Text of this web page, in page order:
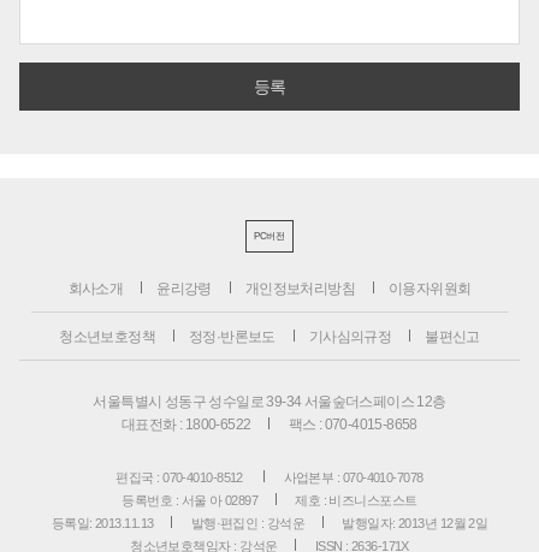
PC버전
회사소개 윤리강령 개인정보처리방침 이용자위원회
청소년보호정책 정정·반론보도 기사심의규정 불편신고
서울특별시 성동구 성수일로 39-34 서울숲더스페이스 12층
대표전화 : 1800-6522
팩스 : 070-4015-8658
편집국 : 070-4010-8512
사업본부 : 070-4010-7078
등록번호 : 서울 아 02897
제호 : 비즈니스포스트
등록일: 2013.11.13
발행·편집인 : 강석운
발행일자: 2013년 12월 2일
청소년보호책임자 : 강석운
ISSN : 2636-171X